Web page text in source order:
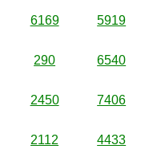
6169 5919
290 6540
2450 7406
2112 4433